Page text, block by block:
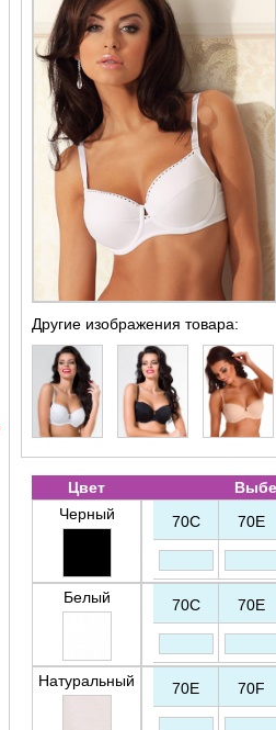
Другие изображения товара:
Цвет
Черный
70C 70E
Белый 70C 70E
Натуральный 70E 70F